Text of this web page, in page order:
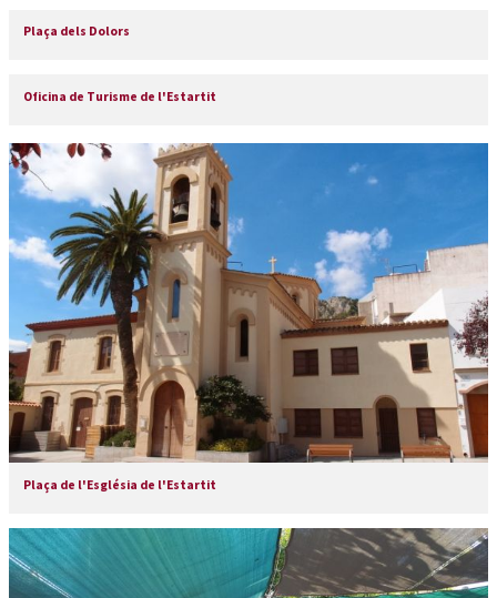
Plaça dels Dolors
Oficina de Turisme de l'Estartit
Plaça de l'Església de l'Estartit